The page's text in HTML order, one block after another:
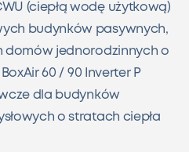
(ciepłą wodę użytkową)
budynków pasywnych,
domów jednorodzinnych o
60 / 90 Inverter P
dla budynków
o stratach ciepła